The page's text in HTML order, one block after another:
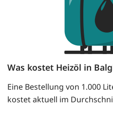
Was kostet Heizöl in
Eine Bestellung von 1.000
kostet aktuell im